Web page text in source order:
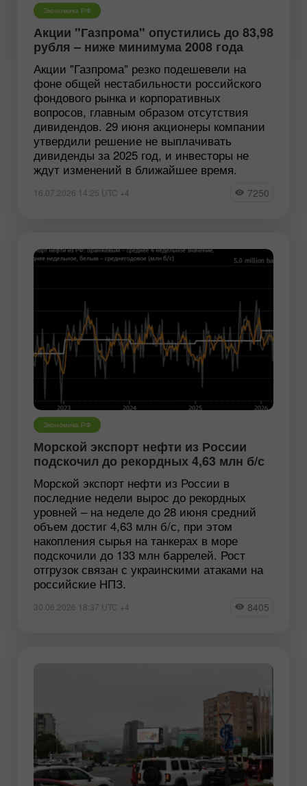
Экономика РФ
Акции "Газпрома" опустились до 83,98
рубля – ниже минимума 2008 года
Акции "Газпрома" резко подешевели на
фоне общей нестабильности российского
фондового рынка и корпоративных
вопросов, главным образом отсутствия
дивидендов. 29 июня акционеры компании
утвердили решение не выплачивать
дивиденды за 2025 год, и инвесторы не
ждут изменений в ближайшее время.
16.07.2026 14:25 UTC +4 7250
Экономика РФ
Морской экспорт нефти из России
подскочил до рекордных 4,63 млн б/с
Морской экспорт нефти из России в
последние недели вырос до рекордных
уровней – на неделе до 28 июня средний
объем достиг 4,63 млн б/с, при этом
накопления сырья на танкерах в море
подскочили до 133 млн баррелей. Рост
отгрузок связан с украинскими атаками на
российские НПЗ.
30.06.2026 18:37 UTC +4 8405